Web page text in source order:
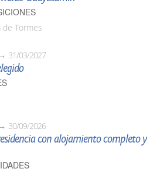
de Tormes
31/03/2027
30/09/2026
con alojamiento completo y